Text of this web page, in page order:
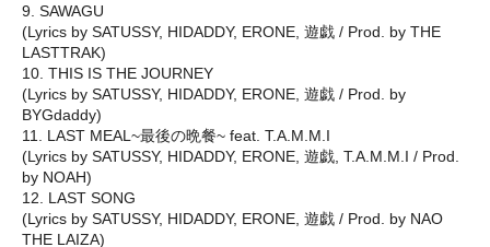
9. SAWAGU
(Lyrics by SATUSSY, HIDADDY, ERONE, 遊戯 / Prod. by THE
LASTTRAK)
10. THIS IS THE JOURNEY
(Lyrics by SATUSSY, HIDADDY, ERONE, 遊戯 / Prod. by
BYGdaddy)
11. LAST MEAL~最後の晩餐~ feat. T.A.M.M.I
(Lyrics by SATUSSY, HIDADDY, ERONE, 遊戯, T.A.M.M.I / Prod.
by NOAH)
12. LAST SONG
(Lyrics by SATUSSY, HIDADDY, ERONE, 遊戯 / Prod. by NAO
THE LAIZA)